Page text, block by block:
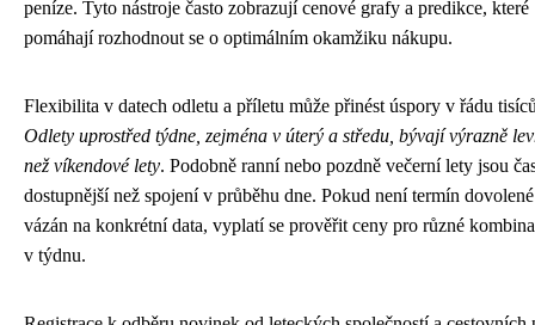
peníze. Tyto nástroje často zobrazují cenové grafy a predikce, které
pomáhají rozhodnout se o optimálním okamžiku nákupu.
Flexibilita v datech odletu a příletu může přinést úspory v řádu
Odlety uprostřed týdne, zejména v úterý a středu, bývají výrazně
než víkendové lety. Podobně ranní nebo pozdně večerní lety jsou
dostupnější než spojení v průběhu dne. Pokud není termín
vázán na konkrétní data, vyplatí se prověřit ceny pro různé
v týdnu.